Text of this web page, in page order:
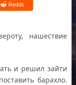
Reddit
нашествие
и решил зайти
барахло.